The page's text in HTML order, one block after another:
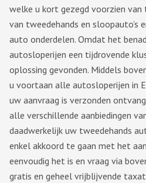
welke u kort gezegd voorzien van
van tweedehands en sloopauto’s
auto onderdelen. Omdat het
autosloperijen een tijdrovende
oplossing gevonden. Middels
u voortaan alle autosloperijen in
uw aanvraag is verzonden
alle verschillende aanbiedingen
daadwerkelijk uw tweedehands
enkel akkoord te gaan met het
eenvoudig het is en vraag via
gratis en geheel vrijblijvende